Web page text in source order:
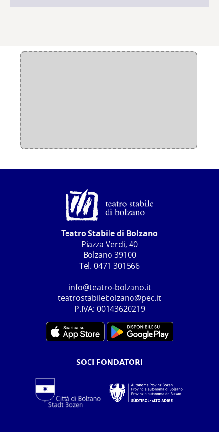
Teatro Stabile di Bolzano
Piazza Verdi, 40
Bolzano 39100
Tel. 0471 301566
info@teatro-bolzano.it
teatrostabilebolzano@pec.it
P.IVA: 00143620219
SOCI FONDATORI